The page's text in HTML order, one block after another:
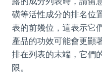
磺等活性成分的排名位
表的前幾位，這表示它
產品的功效可能會更顯
排在列表的末端，它們
限。